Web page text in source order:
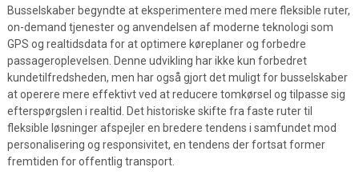
Busselskaber begyndte at eksperimentere med mere fleksible ruter,
on-demand tjenester og anvendelsen af moderne teknologi som
GPS og realtidsdata for at optimere køreplaner og forbedre
passageroplevelsen. Denne udvikling har ikke kun forbedret
kundetilfredsheden, men har også gjort det muligt for busselskaber
at operere mere effektivt ved at reducere tomkørsel og tilpasse sig
efterspørgslen i realtid. Det historiske skifte fra faste ruter til
fleksible løsninger afspejler en bredere tendens i samfundet mod
personalisering og responsivitet, en tendens der fortsat former
fremtiden for offentlig transport.